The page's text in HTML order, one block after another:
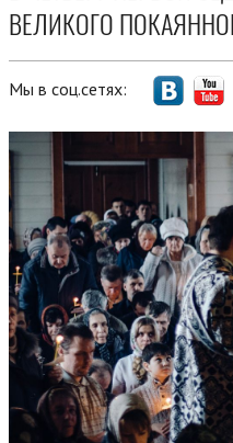
ВЕЛИКОГО
Мы в соц.сетях: